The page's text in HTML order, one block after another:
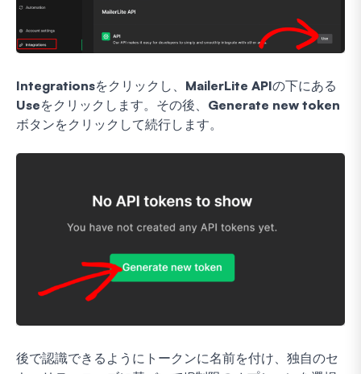
Integrationsをクリックし、 MailerLite APIの下にある
Useをクリックします。その後、 Generate new token
ボタンをクリックして続行します。
後で認識できるようにトークンに名前を付け、独自のセ